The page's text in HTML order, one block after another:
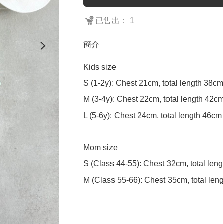
已售出： 1
簡介
Kids size
S (1-2y): Chest 21cm, total length 38cm
M (3-4y): Chest 22cm, total length
L (5-6y): Chest 24cm, total length 46cm
Mom size
S (Class 44-55): Chest 32cm, total
M (Class 55-66): Chest 35cm, total